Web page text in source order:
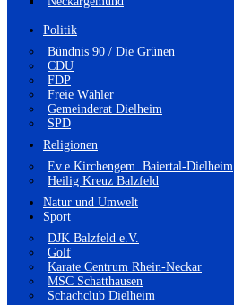
Politik
Bündnis 90 / Die Grünen
CDU
FDP
Freie Wähler
Gemeinderat Dielheim
SPD
Religionen
Ev.e Kirchengem. Baiertal-Dielheim
Heilig Kreuz Balzfeld
Natur und Umwelt
Sport
DJK Balzfeld e.V.
Golf
Karate Centrum Rhein-Neckar
MSC Schatthausen
Schachclub Dielheim